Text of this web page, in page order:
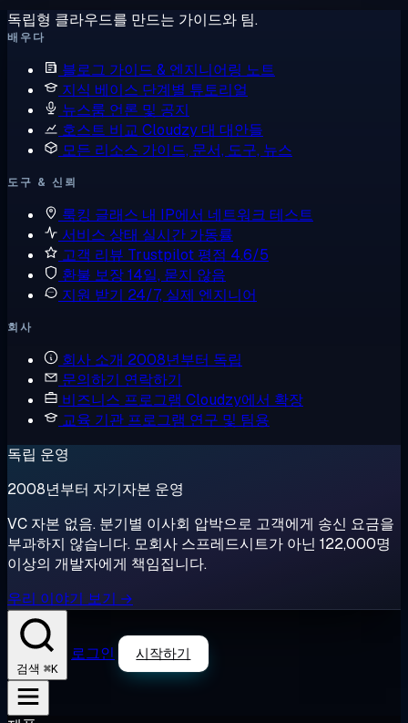
독립형 클라우드를 만드는 가이드와 팀.
배우다
블로그 가이드 & 엔지니어링 노트
지식 베이스 단계별 튜토리얼
뉴스룸 언론 및 공지
호스트 비교 Cloudzy 대 대안들
모든 리소스 가이드, 문서, 도구, 뉴스
도구 & 신뢰
룩킹 글래스 내 IP에서 네트워크 테스트
서비스 상태 실시간 가동률
고객 리뷰 Trustpilot 평점 4.6/5
환불 보장14일, 묻지 않음
지원 받기 24/7, 실제 엔지니어
회사
회사 소개 2008년부터 독립
문의하기 연락하기
비즈니스 프로그램 Cloudzy에서 확장
교육 기관 프로그램 연구 및 팀용
독립 운영
2008년부터 자기자본 운영
VC 자본 없음. 분기별 이사회 압박으로 고객에게 송신 요금을
부과하지 않습니다. 모회사 스프레드시트가 아닌 122,000명
이상의 개발자에게 책임집니다.
우리 이야기 보기 →
검색 ⌘K
로그인 시작하기